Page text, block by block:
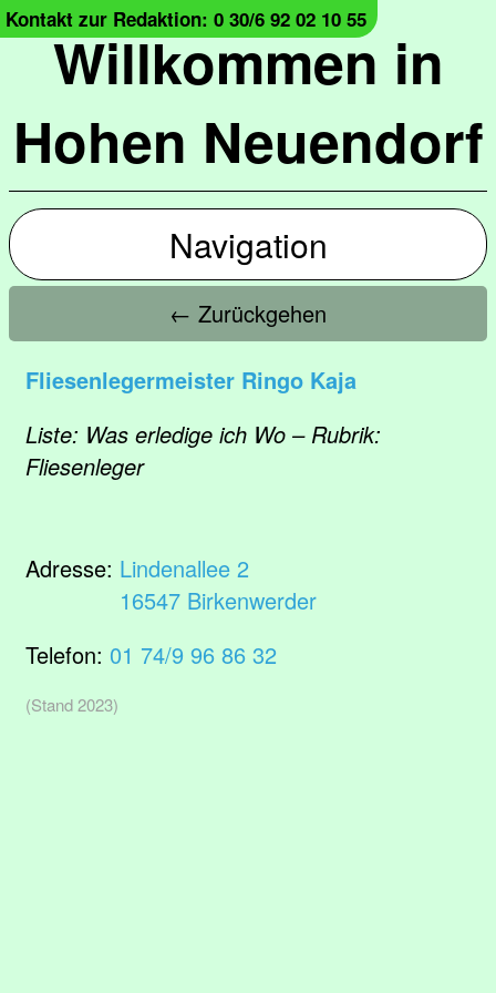
Willkommen in
Hohen Neuendorf
Kontakt zur Redaktion: 0 30/6 92 02 10 55
Navigation
← Zurückgehen
Fliesenlegermeister Ringo Kaja
Liste: Was erledige ich Wo – Rubrik:
Fliesenleger
Adresse: Lindenallee 2
16547 Birkenwerder
Telefon: 01 74/9 96 86 32
(Stand 2023)